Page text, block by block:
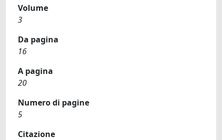
Volume
3
Da pagina
16
A pagina
20
Numero di pagine
5
Citazione